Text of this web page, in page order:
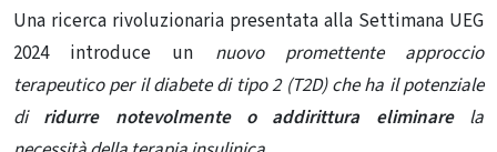
Una ricerca rivoluzionaria presentata alla Settimana UEG
2024 introduce un nuovo promettente approccio
terapeutico per il diabete di tipo 2 (T2D) che ha il potenziale
di ridurre notevolmente o addirittura eliminarela